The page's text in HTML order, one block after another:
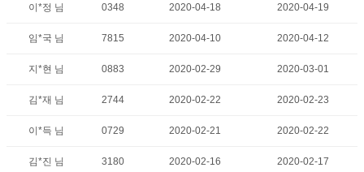
이*정 님 0348 2020-04-18 2020-04-19
임*국 님 7815 2020-04-10 2020-04-12
지*현 님 0883 2020-02-29 2020-03-01
김*재 님 2744 2020-02-22 2020-02-23
이*득 님 0729 2020-02-21 2020-02-22
김*진 님 3180 2020-02-16 2020-02-17